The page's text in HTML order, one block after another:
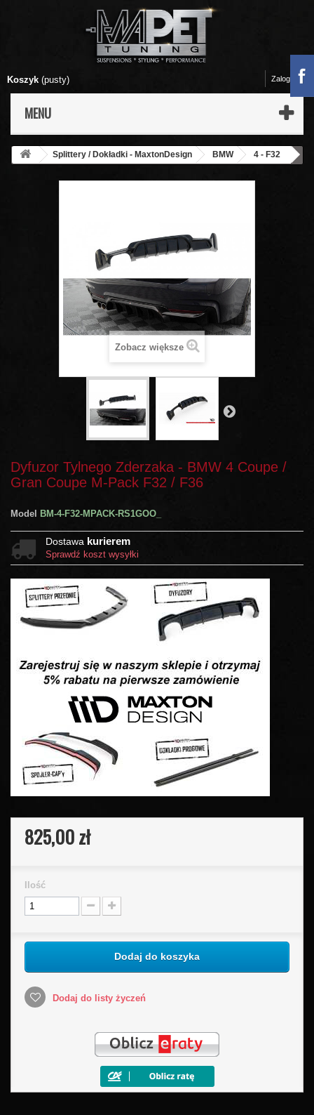
Koszyk (pusty)
MENU
Zaloguj się
Splittery / Dokładki - MaxtonDesign BMW
4 - F32
Zobacz większe
Dyfuzor Tylnego Zderzaka - BMW 4 Coupe /
Gran Coupe M-Pack F32 / F36
Model BM-4-F32-MPACK-RS1GOO_
Dostawa kurierem
Sprawdź koszt wysyłki
825,00 zł
Ilość
Dodaj do koszyka
Dodaj do listy życzeń